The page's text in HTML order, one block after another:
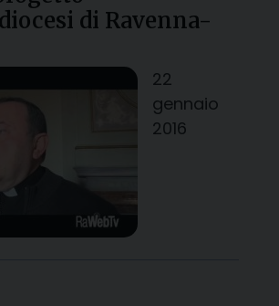
di Ravenna-
22
gennaio
2016